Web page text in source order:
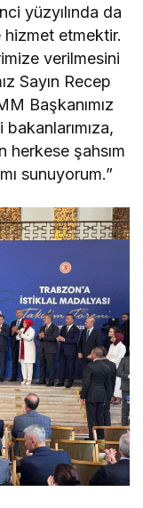
yüzyılında da
hizmet etmektir.
verilmesini
Sayın Recep
Başkanımız
herkese şahsım
sunuyorum.”